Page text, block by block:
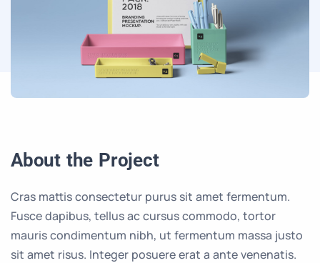
About the Project
Cras mattis consectetur purus sit amet fermentum.
Fusce dapibus, tellus ac cursus commodo, tortor
mauris condimentum nibh, ut fermentum massa justo
sit amet risus. Integer posuere erat a ante venenatis.